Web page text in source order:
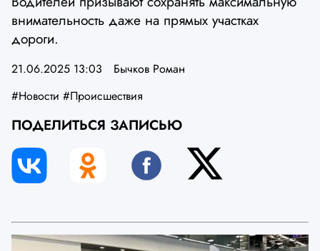
внимательность даже на прямых участках
дороги.
21.06.2025 13:03
Бычков Роман
#Новости #Происшествия
ПОДЕЛИТЬСЯ ЗАПИСЬЮ